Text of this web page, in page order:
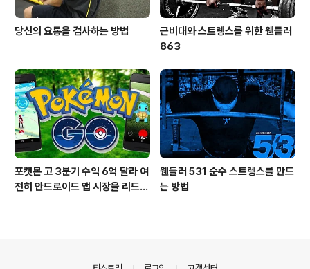
당신의 요통을 검사하는 방법
근비대와 스트렝스를 위한 웬들러
863
포캣몬 고 3분기 수익 6억 달라 여
전히 안드로이드 앱 시장을 리드
웬들러 531 순수 스트렝스를 만드
는 방법